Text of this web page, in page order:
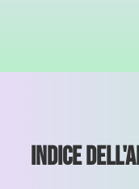
Indice